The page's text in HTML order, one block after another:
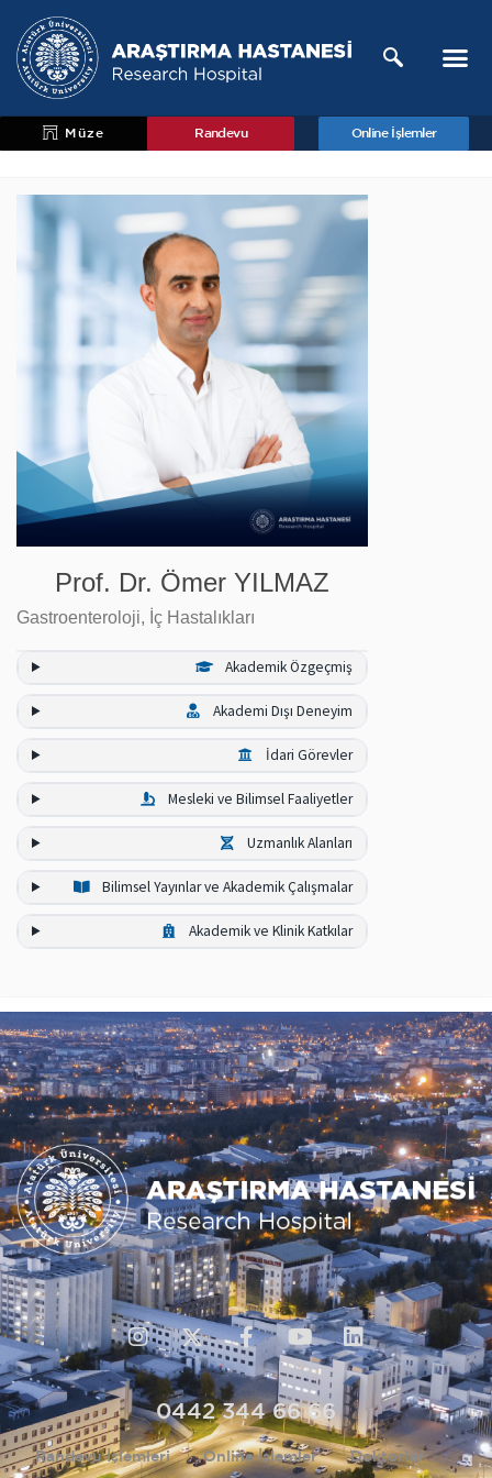
Müze Randevu Online İşlemler
Prof. Dr. Ömer YILMAZ
Gastroenteroloji, İç Hastalıkları
Akademik Özgeçmiş
Akademi Dışı Deneyim
İdari Görevler
Mesleki ve Bilimsel Faaliyetler
Uzmanlık Alanları
Bilimsel Yayınlar ve Akademik Çalışmalar
Akademik ve Klinik Katkılar
0442 344 66 66
Randevu İşlemleri Online İşlemler Doktorlar